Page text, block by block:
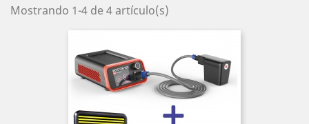
Mostrando 1-4 de 4 artículo(s)